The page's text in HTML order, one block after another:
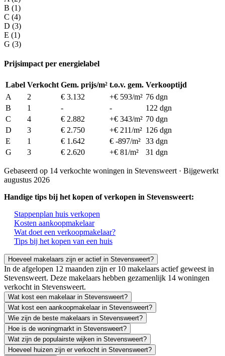
B (1)
C (4)
D (3)
E (1)
G (3)
Prijsimpact per energielabel
Label Verkocht Gem. prijs/m² t.o.v. gem. Verkooptijd
A
2 € 3.132 +€ 593/m² 76 dgn
B
1 - -
122 dgn
C
4 € 2.882 +€ 343/m² 70 dgn
D
3 € 2.750 +€ 211/m² 126 dgn
E
1 € 1.642 € -897/m² 33 dgn
G
3 € 2.620 +€ 81/m² 31 dgn
Gebaseerd op 14 verkochte woningen in Stevensweert · Bijgewerkt
augustus 2026
Handige tips bij het kopen of verkopen in Stevensweert:
Stappenplan huis verkopen
Kosten aankoopmakelaar
Wat doet een verkoopmakelaar?
Tips bij het kopen van een huis
Hoeveel makelaars zijn er actief in Stevensweert?
In de afgelopen 12 maanden zijn er 10 makelaars actief geweest in
Stevensweert. Deze makelaars hebben gezamenlijk 14 woningen
verkocht in Stevensweert.
Wat kost een makelaar in Stevensweert?
Wat kost een aankoopmakelaar in Stevensweert?
Wie zijn de beste makelaars in Stevensweert?
Hoe is de woningmarkt in Stevensweert?
Wat zijn de populairste wijken in Stevensweert?
Hoeveel huizen zijn er verkocht in Stevensweert?